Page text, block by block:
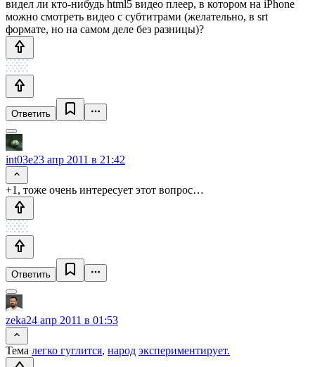
видел ли кто-нибудь html5 видео плеер, в котором на iPhone
можно смотреть видео с субтитрами (желательно, в srt
формате, но на самом деле без разницы)?
Ответить
int03e23 апр 2011 в 21:42
+1, тоже очень интересует этот вопрос…
Ответить
zeka24 апр 2011 в 01:53
Тема легко гуглится, народ экспериментирует.